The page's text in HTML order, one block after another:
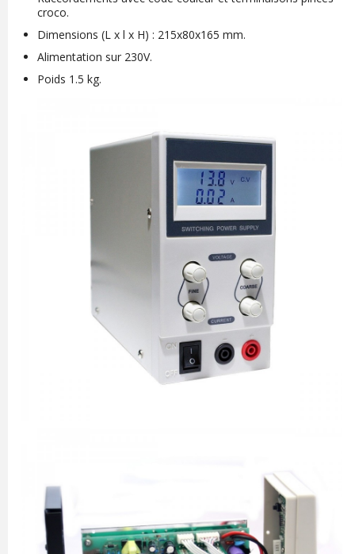
croco.
Dimensions (L x l x H) : 215x80x165 mm.
Alimentation sur 230V.
Poids 1.5 kg.